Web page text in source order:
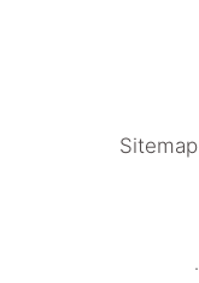
Sitemap